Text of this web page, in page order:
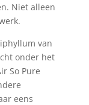
Niet alleen
van
onder het
So Pure
eens